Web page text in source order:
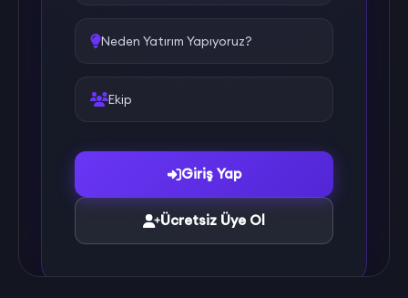
Neden Yatırım Yapıyoruz?
Ekip
Giriş Yap
Ücretsiz Üye Ol